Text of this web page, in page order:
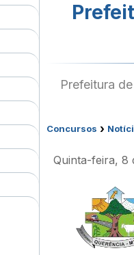
Prefeitura
Concursos ›
Quinta-feira, 8